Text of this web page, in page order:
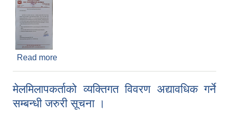
Read more
मेलमिलापकर्ताको व्यक्तिगत विवरण अद्यावधिक गर्ने
सम्बन्धी जरुरी सूचना ।